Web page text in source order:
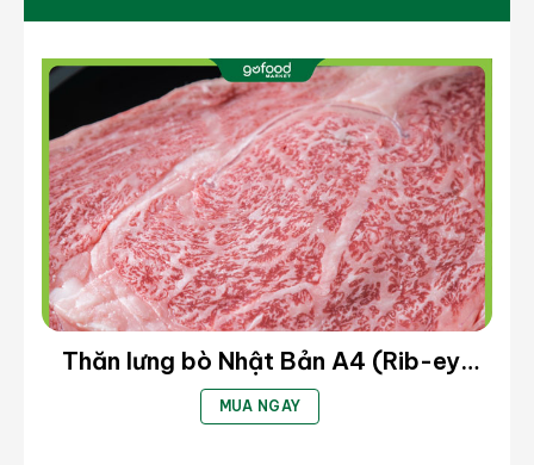
Bẹ vai bò Mỹ
Flank bò Mỹ: Phần thịt nằm ở phần bụng dưới,
gần hông. Thịt mịn, vân mỡ đẹp, độ mềm mịn,
rất thích hợp cho chế biến thành Steak hoặc
các món nướng.
Thăn lưng bò Nhật Bản A4 (Rib-eye
Beef A4) – Cắt steak (kg)
MUA NGAY